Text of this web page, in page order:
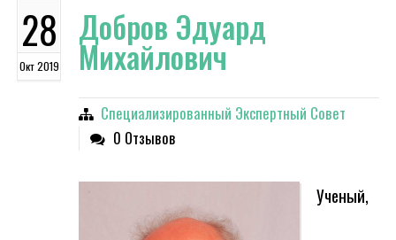
28
Окт 2019
Добров Эдуард
Михайлович
Специализированный Экспертный Совет
0 Отзывов
Ученый,